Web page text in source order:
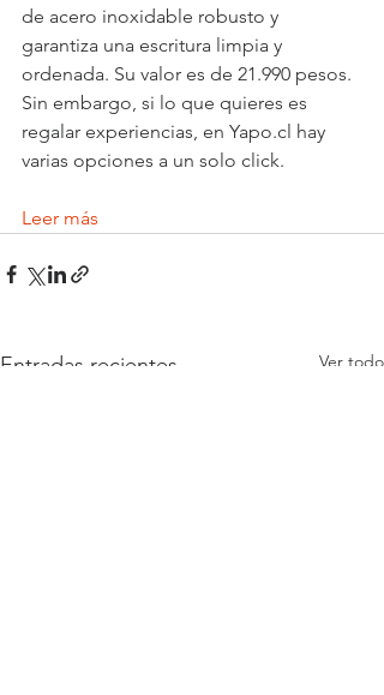
de acero inoxidable robusto y
garantiza una escritura limpia y
ordenada. Su valor es de 21.990 pesos.
Sin embargo, si lo que quieres es
regalar experiencias, en Yapo.cl hay
varias opciones a un solo click.
Leer más
Entradas recientes Ver todo